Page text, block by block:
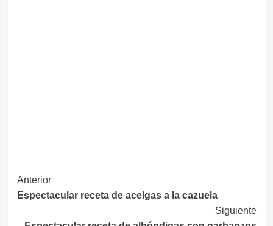
Navegación
de
Anterior
Espectacular receta de acelgas a la cazuela
Siguiente